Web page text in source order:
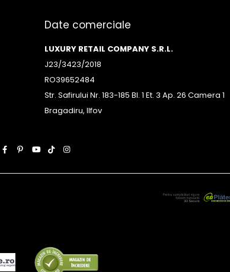
Date comerciale
LUXURY RETAIL COMPANY S.R.L.
J23/3423/2018
RO39652484
Str. Safirului Nr. 183-185 Bl. 1 Et. 3 Ap. 26 Camera 1
Bragadiru, Ilfov